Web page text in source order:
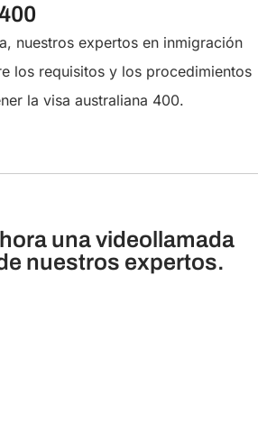
nuestros expertos en inmigración
los requisitos y los procedimientos
la visa australiana 400.
una videollamada
nuestros expertos.